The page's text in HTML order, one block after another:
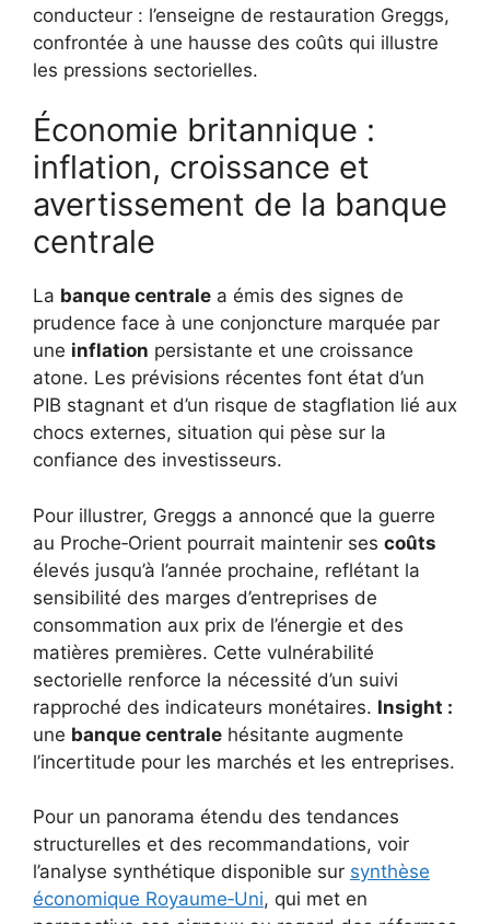
conducteur : l’enseigne de restauration Greggs,
confrontée à une hausse des coûts qui illustre
les pressions sectorielles.
Économie britannique :
inflation, croissance et
avertissement de la banque
centrale
La banque centrale a émis des signes de
prudence face à une conjoncture marquée par
une inflation persistante et une croissance
atone. Les prévisions récentes font état d’un
PIB stagnant et d’un risque de stagflation lié aux
chocs externes, situation qui pèse sur la
confiance des investisseurs.
Pour illustrer, Greggs a annoncé que la guerre
au Proche‑Orient pourrait maintenir ses coûts
élevés jusqu’à l’année prochaine, reflétant la
sensibilité des marges d’entreprises de
consommation aux prix de l’énergie et des
matières premières. Cette vulnérabilité
sectorielle renforce la nécessité d’un suivi
rapproché des indicateurs monétaires. Insight :
une banque centrale hésitante augmente
l’incertitude pour les marchés et les entreprises.
Pour un panorama étendu des tendances
structurelles et des recommandations, voir
l’analyse synthétique disponible sur synthèse
économique Royaume‑Uni, qui met en